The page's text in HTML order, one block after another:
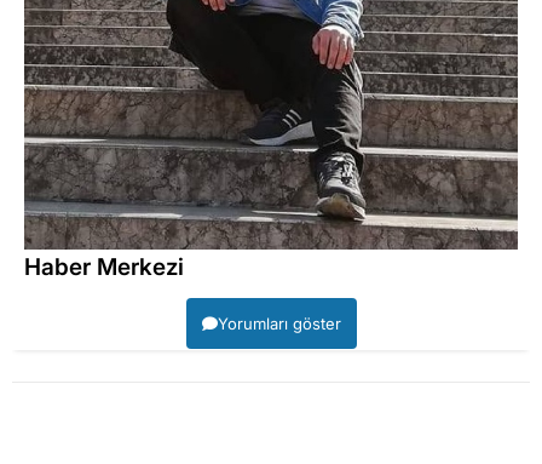
Haber Merkezi
Yorumları göster